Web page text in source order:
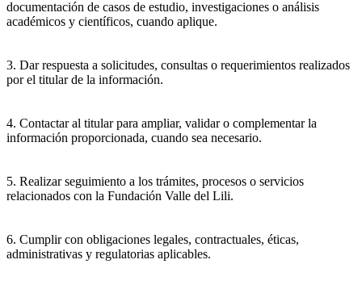
documentación de casos de estudio, investigaciones o análisis
académicos y científicos, cuando aplique.
3. Dar respuesta a solicitudes, consultas o requerimientos realizados
por el titular de la información.
4. Contactar al titular para ampliar, validar o complementar la
información proporcionada, cuando sea necesario.
5. Realizar seguimiento a los trámites, procesos o servicios
relacionados con la Fundación Valle del Lili.
6. Cumplir con obligaciones legales, contractuales, éticas,
administrativas y regulatorias aplicables.